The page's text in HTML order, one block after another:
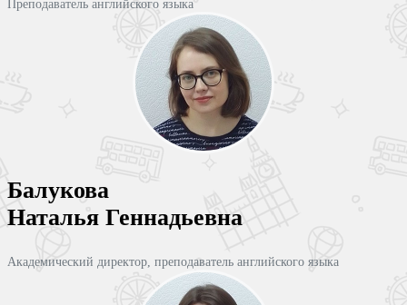
Преподаватель английского языка
Балукова
Наталья Геннадьевна
Академический директор, преподаватель английского языка